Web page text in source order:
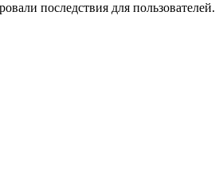
последствия для пользователей.